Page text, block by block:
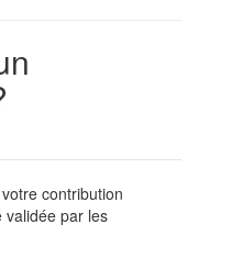
contribution
validée par les